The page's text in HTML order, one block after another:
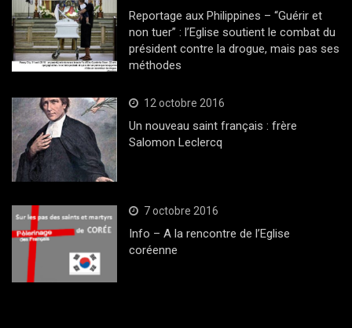
Reportage aux Philippines – “Guérir et
non tuer” : l’Eglise soutient le combat du
président contre la drogue, mais pas ses
méthodes
12 octobre 2016
Un nouveau saint français : frère
Salomon Leclercq
7 octobre 2016
Info – A la rencontre de l’Eglise
coréenne